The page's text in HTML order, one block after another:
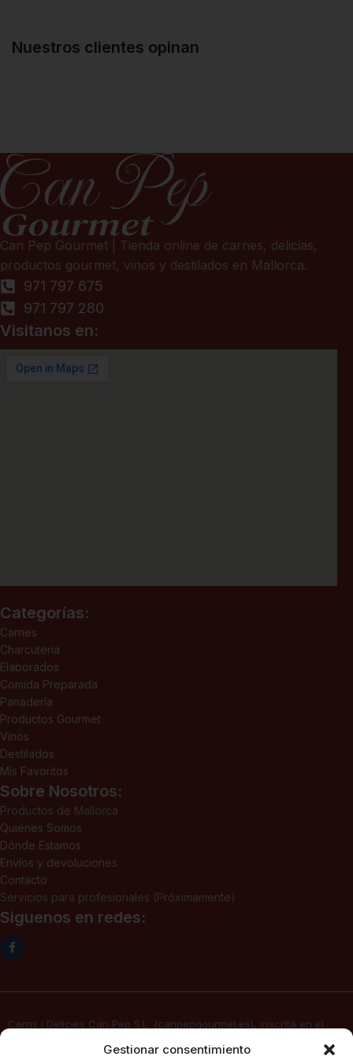
Gestionar consentimiento
Nuestros clientes opinan
Can Pep Gourmet | Tienda online de carnes, delicias,
productos gourmet, vinos y destilados en Mallorca.
971 797 675
971 797 280
Visitanos en:
Categorías:
Carnes
Charcutería
Elaborados
Comida Preparada
Panadería
Productos Gourmet
Vinos
Destilados
Mis Favoritos
Sobre Nosotros:
Productos de Mallorca
Quiénes Somos
Dónde Estamos
Envíos y devoluciones
Contacto
Servicios para profesionales (Próximamente)
Siguenos en redes:
Carns i Delicies Can Pep S.L. (canpepgourmet.es), inscrita en el
1ª, fecha 02/06/2025, con domicilio social en c/ Major Nº 115,